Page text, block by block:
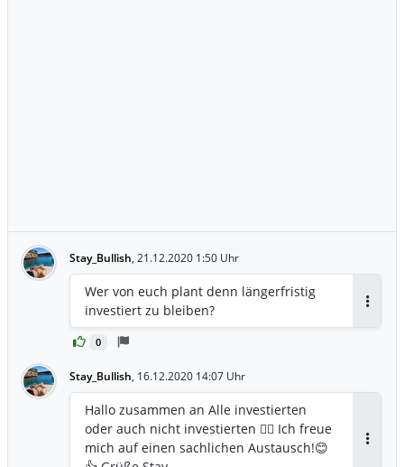
Stay_Bullish, 21.12.2020 1:50 Uhr
0
Wer von euch plant denn längerfristig
investiert zu bleiben?
Stay_Bullish, 16.12.2020 14:07 Uhr
Hallo zusammen an Alle investierten
oder auch nicht investierten 🙋‍♂️ Ich freue
mich auf einen sachlichen Austausch!😊